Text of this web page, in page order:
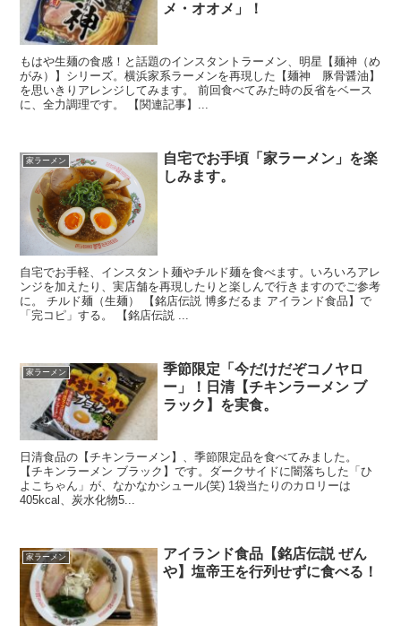
メ・オオメ」！
もはや生麺の食感！と話題のインスタントラーメン、明星【麺神（め
がみ）】シリーズ。横浜家系ラーメンを再現した【麺神 豚骨醤油】
を思いきりアレンジしてみます。 前回食べてみた時の反省をベース
に、全力調理です。 【関連記事】...
家ラーメン
自宅でお手頃「家ラーメン」を楽
しみます。
自宅でお手軽、インスタント麺やチルド麺を食べます。いろいろアレ
ンジを加えたり、実店舗を再現したりと楽しんで行きますのでご参考
に。 チルド麺（生麺） 【銘店伝説 博多だるま アイランド食品】で
「完コピ」する。 【銘店伝説 ...
家ラーメン
季節限定「今だけだぞコノヤロ
ー」！日清【チキンラーメン ブ
ラック】を実食。
日清食品の【チキンラーメン】、季節限定品を食べてみました。
【チキンラーメン ブラック】です。ダークサイドに闇落ちした「ひ
よこちゃん」が、なかなかシュール(笑) 1袋当たりのカロリーは
405kcal、炭水化物5...
家ラーメン
アイランド食品【銘店伝説 ぜん
や】塩帝王を行列せずに食べる！